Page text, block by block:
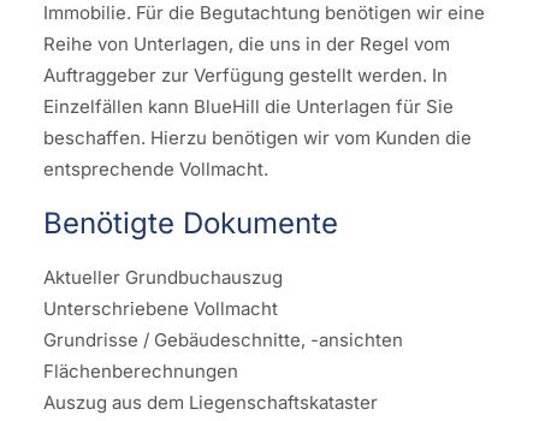
Immobilie. Für die Begutachtung benötigen wir eine
Reihe von Unterlagen, die uns in der Regel vom
Auftraggeber zur Verfügung gestellt werden. In
Einzelfällen kann BlueHill die Unterlagen für Sie
beschaffen. Hierzu benötigen wir vom Kunden die
entsprechende Vollmacht.
Benötigte Dokumente
Aktueller Grundbuchauszug
Unterschriebene Vollmacht
Grundrisse / Gebäudeschnitte, -ansichten
Flächenberechnungen
Auszug aus dem Liegenschaftskataster